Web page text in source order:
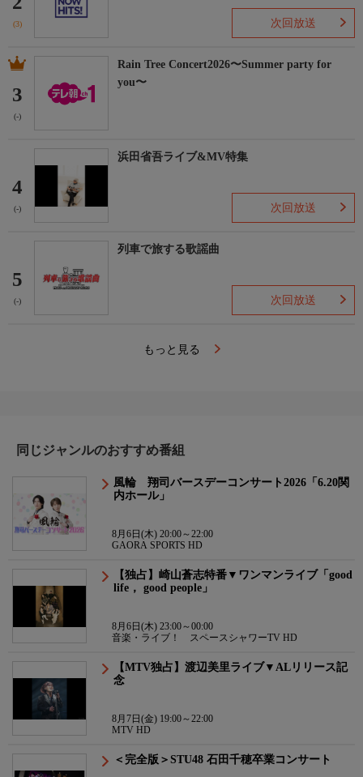
(3) 次回放送
3
(-)
Rain Tree Concert2026〜Summer party for
you〜
4
(-)
浜田省吾ライブ&MV特集
次回放送
5
(-)
列車で旅する歌謡曲
次回放送
もっと見る
同じジャンルのおすすめ番組
風輪 翔司バースデーコンサート2026「6.20関
内ホール」
8月6日(木) 20:00～22:00
GAORA SPORTS HD
【独占】崎山蒼志特番▼ワンマンライブ「good
life， good people」
8月6日(木) 23:00～00:00
音楽・ライブ！ スペースシャワーTV HD
【MTV独占】渡辺美里ライブ▼ALリリース記
念
8月7日(金) 19:00～22:00
MTV HD
＜完全版＞STU48 石田千穂卒業コンサート